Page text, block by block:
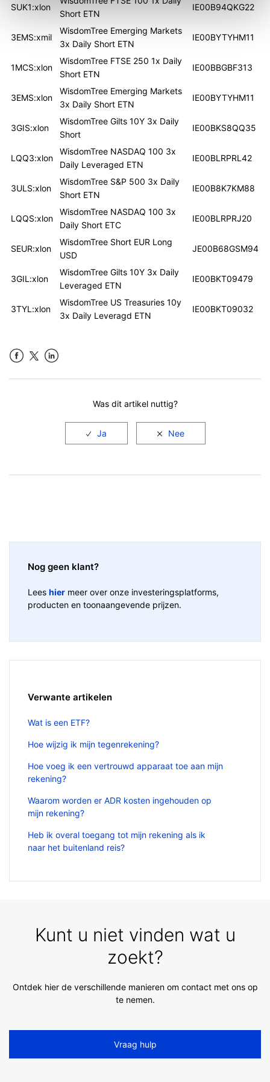
SUK1:xlon
Short ETN
IE00B94QKG22
3EMS:xmil
WisdomTree Emerging Markets
3x Daily Short ETN
IE00BYTYHM11
1MCS:xlon
WisdomTree FTSE 250 1x Daily
Short ETN
IE00BBGBF313
3EMS:xlon
WisdomTree Emerging Markets
3x Daily Short ETN
IE00BYTYHM11
3GIS:xlon
WisdomTree Gilts 10Y 3x Daily
Short
IE00BKS8QQ35
LQQ3:xlon
WisdomTree NASDAQ 100 3x
Daily Leveraged ETN
IE00BLRPRL42
3ULS:xlon
WisdomTree S&P 500 3x Daily
Short ETN
IE00B8K7KM88
LQQS:xlon
WisdomTree NASDAQ 100 3x
Daily Short ETC
IE00BLRPRJ20
SEUR:xlon
WisdomTree Short EUR Long
USD
JE00B68GSM94
3GIL:xlon
WisdomTree Gilts 10Y 3x Daily
Leveraged ETN
IE00BKT09479
3TYL:xlon
WisdomTree US Treasuries 10y
3x Daily Leveragd ETN
IE00BKT09032
Was dit artikel nuttig?
Nog geen klant?
Lees hier meer over onze investeringsplatforms,
producten en toonaangevende prijzen.
Verwante artikelen
Wat is een ETF?
Hoe wijzig ik mijn tegenrekening?
Hoe voeg ik een vertrouwd apparaat toe aan mijn
rekening?
Waarom worden er ADR kosten ingehouden op
mijn rekening?
Heb ik overal toegang tot mijn rekening als ik
naar het buitenland reis?
Kunt u niet vinden wat u
zoekt?
Ontdek hier de verschillende manieren om contact met ons op
te nemen.
Vraag hulp